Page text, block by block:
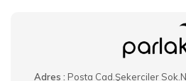
Adres : Posta Cad.Şekerciler